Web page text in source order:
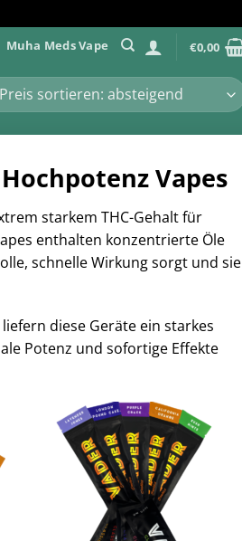
Muha Meds Vape €0,00
Vapes
starkem THC-Gehalt für
enthalten konzentrierte Öle
schnelle Wirkung sorgt und sie
diese Geräte ein starkes
Potenz und sofortige Effekte